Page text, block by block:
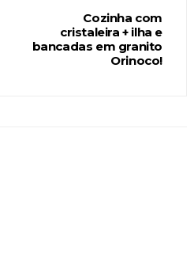
Cozinha com
cristaleira + ilha e
bancadas em granito
Orinoco!